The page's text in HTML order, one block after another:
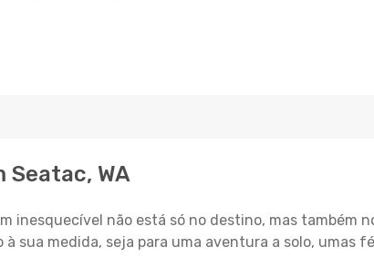
WA
inesquecível não está só no destino, mas também
sua medida, seja para uma aventura a solo, umas